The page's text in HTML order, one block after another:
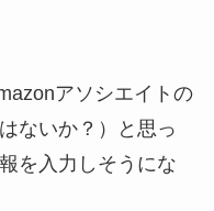
アソシエイトの
ないか？）と思っ
を入力しそうにな